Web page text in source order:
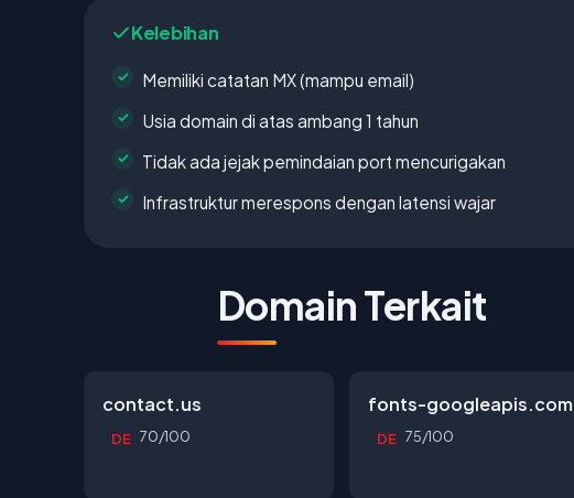
Kelebihan
Memiliki catatan MX (mampu email)
Usia domain di atas ambang 1 tahun
Tidak ada jejak pemindaian port mencurigakan
Infrastruktur merespons dengan latensi wajar
Domain Terkait
contact.us
DE 70/100
fonts-googleapis.com
DE 75/100